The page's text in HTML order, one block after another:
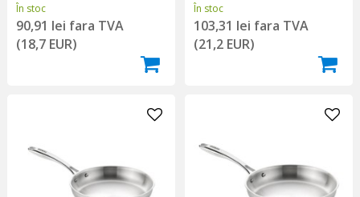
În stoc
90,91 lei fara TVA
(18,7 EUR)
În stoc
103,31 lei fara TVA
(21,2 EUR)